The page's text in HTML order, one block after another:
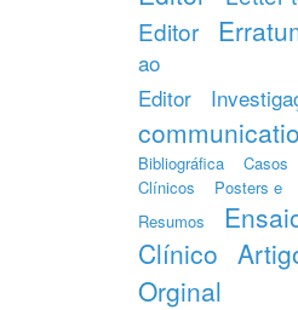
Editor
ao
Editor
Bibliográfica
Casos
Clínicos
Posters e
Resumos
Clínico
Orginal